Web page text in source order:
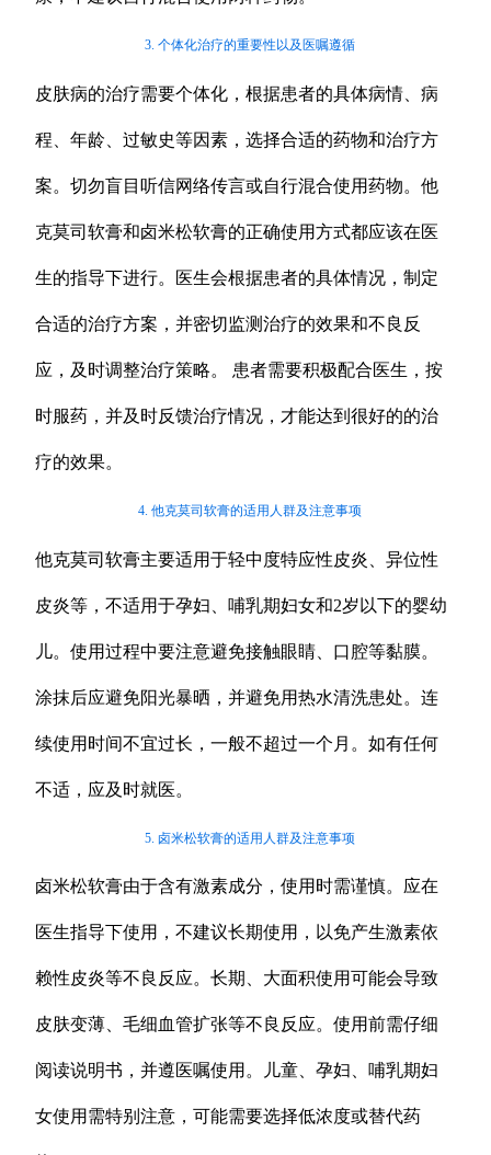
3. 个体化治疗的重要性以及医嘱遵循
皮肤病的治疗需要个体化，根据患者的具体病情、病
程、年龄、过敏史等因素，选择合适的药物和治疗方
案。切勿盲目听信网络传言或自行混合使用药物。他
克莫司软膏和卤米松软膏的正确使用方式都应该在医
生的指导下进行。医生会根据患者的具体情况，制定
合适的治疗方案，并密切监测治疗的效果和不良反
应，及时调整治疗策略。 患者需要积极配合医生，按
时服药，并及时反馈治疗情况，才能达到很好的的治
疗的效果。
4. 他克莫司软膏的适用人群及注意事项
他克莫司软膏主要适用于轻中度特应性皮炎、异位性
皮炎等，不适用于孕妇、哺乳期妇女和2岁以下的婴幼
儿。使用过程中要注意避免接触眼睛、口腔等黏膜。
涂抹后应避免阳光暴晒，并避免用热水清洗患处。连
续使用时间不宜过长，一般不超过一个月。如有任何
不适，应及时就医。
5. 卤米松软膏的适用人群及注意事项
卤米松软膏由于含有激素成分，使用时需谨慎。应在
医生指导下使用，不建议长期使用，以免产生激素依
赖性皮炎等不良反应。长期、大面积使用可能会导致
皮肤变薄、毛细血管扩张等不良反应。使用前需仔细
阅读说明书，并遵医嘱使用。儿童、孕妇、哺乳期妇
女使用需特别注意，可能需要选择低浓度或替代药